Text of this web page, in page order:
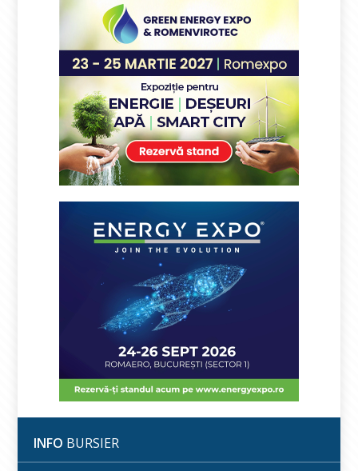
INFO BURSIER